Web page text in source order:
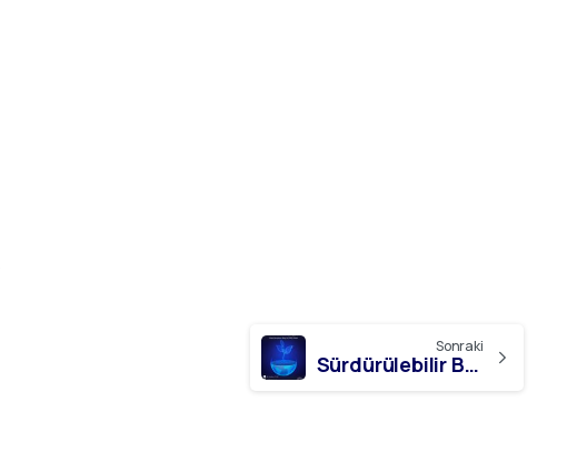
Sonraki
Sürdürülebilir Bir Gelecek İçin İş Çözümleri